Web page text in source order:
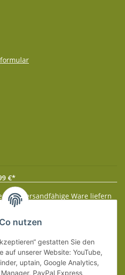
€*
paketversandfähige Ware liefern
ab 99 € * Warenwert
Sie bitte unserenLiefer-
.
nutzen
gestatten Sie den
auf unserer Website: YouTube,
uptain, Google Analytics,
PayPal Express